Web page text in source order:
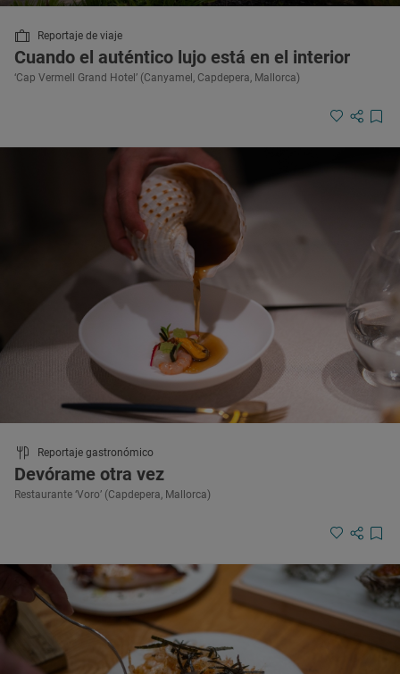
Reportaje de viaje
Cuando el auténtico lujo está en el interior
‘Cap Vermell Grand Hotel’ (Canyamel, Capdepera, Mallorca)
Reportaje gastronómico
Devórame otra vez
Restaurante ‘Voro’ (Capdepera, Mallorca)